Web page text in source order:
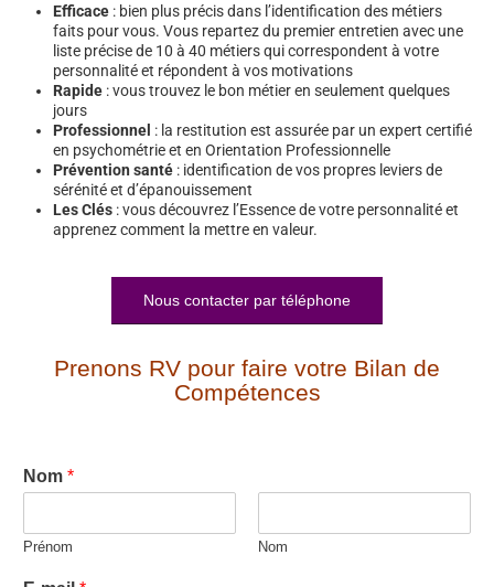
Efficace : bien plus précis dans l’identification des métiers
faits pour vous. Vous repartez du premier entretien avec une
liste précise de 10 à 40 métiers qui correspondent à votre
personnalité et répondent à vos motivations
Rapide : vous trouvez le bon métier en seulement quelques
jours
Professionnel : la restitution est assurée par un expert certifié
en psychométrie et en Orientation Professionnelle
Prévention santé : identification de vos propres leviers de
sérénité et d’épanouissement
Les Clés : vous découvrez l’Essence de votre personnalité et
apprenez comment la mettre en valeur.
Nous contacter par téléphone
Prenons RV pour faire votre Bilan de
Compétences
Nom *
Prénom Nom